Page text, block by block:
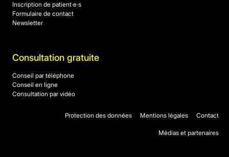
Inscription de patient·e·s
Formulaire de contact
Newsletter
Consultation gratuite
Conseil par téléphone
Conseil en ligne
Consultation par vidéo
Protection des données Mentions légales Contact
Médias et partenaires